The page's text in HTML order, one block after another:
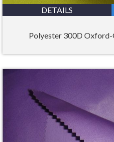
DETAILS
Polyester 300D